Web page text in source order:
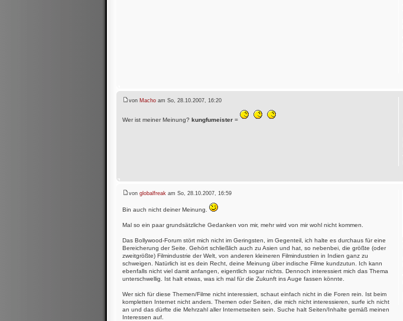
von Macho am So, 28.10.2007, 16:20
Wer ist meiner Meinung? kungfumeister =
von globalfreak am So, 28.10.2007, 16:59
Bin auch nicht deiner Meinung.
Mal so ein paar grundsätzliche Gedanken von mir, mehr wird von mir wohl nicht kommen.
Das Bollywood-Forum stört mich nicht im Geringsten, im Gegenteil, ich halte es durchaus für eine
Bereicherung der Seite. Gehört schließlich auch zu Asien und hat, so nebenbei, die größte (oder
zweitgrößte) Filmindustrie der Welt, von anderen kleineren Filmindustrien in Indien ganz zu
schweigen. Natürlich ist es dein Recht, deine Meinung über indische Filme kundzutun. Ich kann
ebenfalls nicht viel damit anfangen, eigentlich sogar nichts. Dennoch interessiert mich das Thema
unterschwellig. Ist halt etwas, was ich mal für die Zukunft ins Auge fassen könnte.
Wer sich für diese Themen/Filme nicht interessiert, schaut einfach nicht in die Foren rein. Ist beim
kompletten Internet nicht anders. Themen oder Seiten, die mich nicht interessieren, surfe ich nicht
an und das dürfte die Mehrzahl aller Internetseiten sein. Suche halt Seiten/Inhalte gemäß meinen
Interessen auf.